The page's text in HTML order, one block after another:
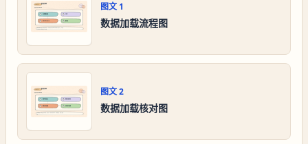
图文 1
数据加载流程图
图文2
数据加载核对图